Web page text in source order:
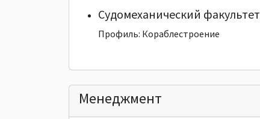
Судомеханический факультет
Профиль: Кораблестроение
Менеджмент